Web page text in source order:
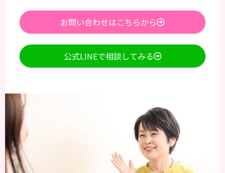
お問い合わせはこちらから
公式LINEで相談してみる